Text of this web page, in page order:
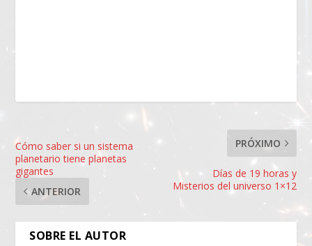
Cómo saber si un sistema
planetario tiene planetas
gigantes
ANTERIOR
PRÓXIMO
Días de 19 horas y
Misterios del universo 1×12
SOBRE EL AUTOR